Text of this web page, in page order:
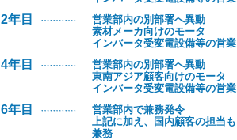
2年目
営業部内の別部署へ異動
素材メーカ向けのモータ
インバータ受変電設備等の営業
4年目
営業部内の別部署へ異動
東南アジア顧客向けのモータ
インバータ受変電設備等の営業
6年目
営業部内で兼務発令
上記に加え、国内顧客の担当も
兼務